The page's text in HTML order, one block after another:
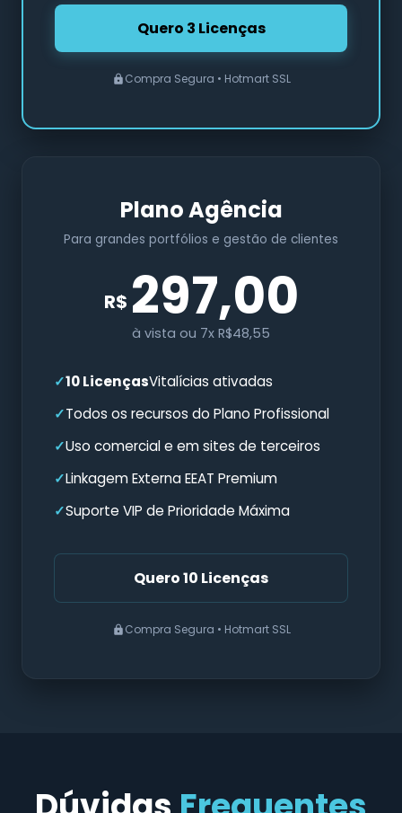
Quero 3 Licenças
Compra Segura • Hotmart SSL
Plano Agência
Para grandes portfólios e gestão de clientes
R$ 297,00
à vista ou 7x R$48,55
10 LicençasVitalícias ativadas
Todos os recursos do Plano Profissional
Uso comercial e em sites de terceiros
Linkagem Externa EEAT Premium
Suporte VIP de Prioridade Máxima
Quero 10 Licenças
Compra Segura • Hotmart SSL